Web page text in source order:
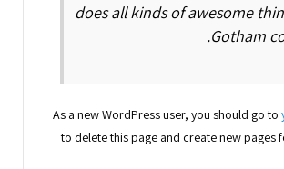
does all kinds of awesome
Gotham
As a new WordPress user, you should go to
to delete this page and create new pages